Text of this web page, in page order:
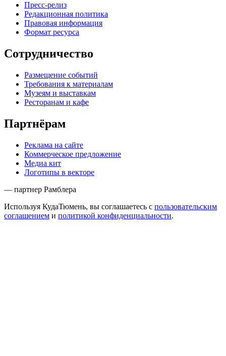
Пресс-релиз
Редакционная политика
Правовая информация
Формат ресурса
Сотрудничество
Размещение событий
Требования к материалам
Музеям и выставкам
Ресторанам и кафе
Партнёрам
Реклама на сайте
Коммерческое предложение
Медиа кит
Логотипы в векторе
— партнер Рамблера
Используя КудаТюмень, вы соглашаетесь с пользовательским
соглашением и политикой конфиденциальности.